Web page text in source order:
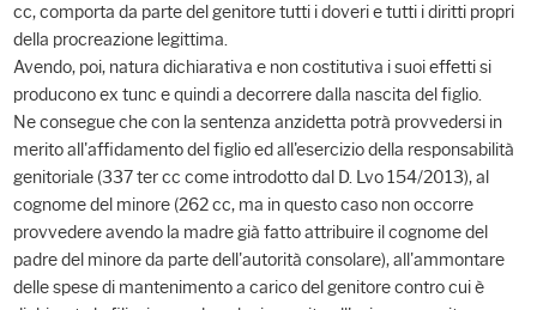
cc, comporta da parte del genitore tutti i doveri e tutti i diritti propri
della procreazione legittima.
Avendo, poi, natura dichiarativa e non costitutiva i suoi effetti si
producono ex tunc e quindi a decorrere dalla nascita del figlio.
Ne consegue che con la sentenza anzidetta potrà provvedersi in
merito all'affidamento del figlio ed all'esercizio della responsabilità
genitoriale (337 ter cc come introdotto dal D. Lvo 154/2013), al
cognome del minore (262 cc, ma in questo caso non occorre
provvedere avendo la madre già fatto attribuire il cognome del
padre del minore da parte dell'autorità consolare), all'ammontare
delle spese di mantenimento a carico del genitore contro cui è